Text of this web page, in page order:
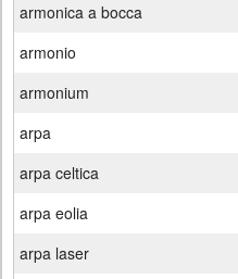
armonica a bocca
armonio
armonium
arpa
arpa celtica
arpa eolia
arpa laser